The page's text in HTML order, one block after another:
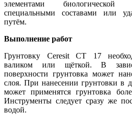
элементами биологической
специальными составами или
путём.
Выполнение работ
Грунтовку Ceresit CT 17
валиком или щёткой. В
поверхности грунтовка может
слоя. При нанесении грунтовки в
может применятся грунтовка
Инструменты следует сразу же
водой.